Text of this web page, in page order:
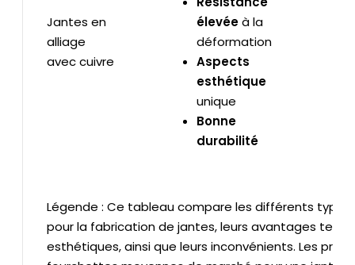
Jantes en
alliage
avec cuivre
élevéeà la
déformation
Aspects
esthétique
unique
Bonne
durabilité
Légende : Ce tableau compare les différents types
pour la fabrication de jantes, leurs avantages
esthétiques, ainsi que leurs inconvénients. Les prix